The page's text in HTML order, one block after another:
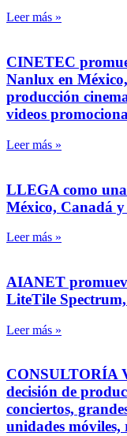
Leer más »
CINETEC
Nanlux en
producción
videos
Leer más »
LLEGA como
México, Canadá
Leer más »
AIANET
LiteTile
Leer más »
CONSULTORÍA
decisión de
conciertos,
unidades